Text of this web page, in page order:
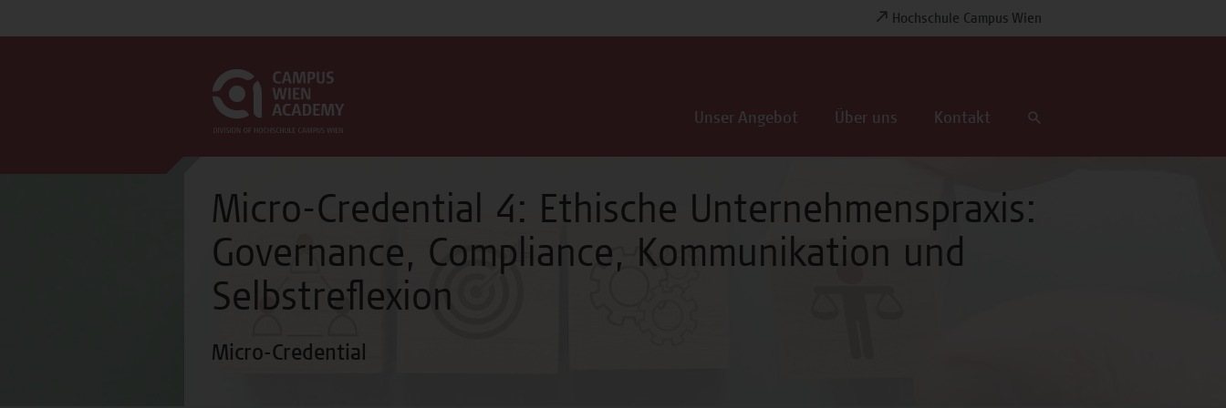
Hochschule Campus Wien
Unser Angebot Über uns Kontakt
Micro-Credential 4: Ethische Unternehmenspraxis:
Governance, Compliance, Kommunikation und
Selbstreflexion
Micro-Credential